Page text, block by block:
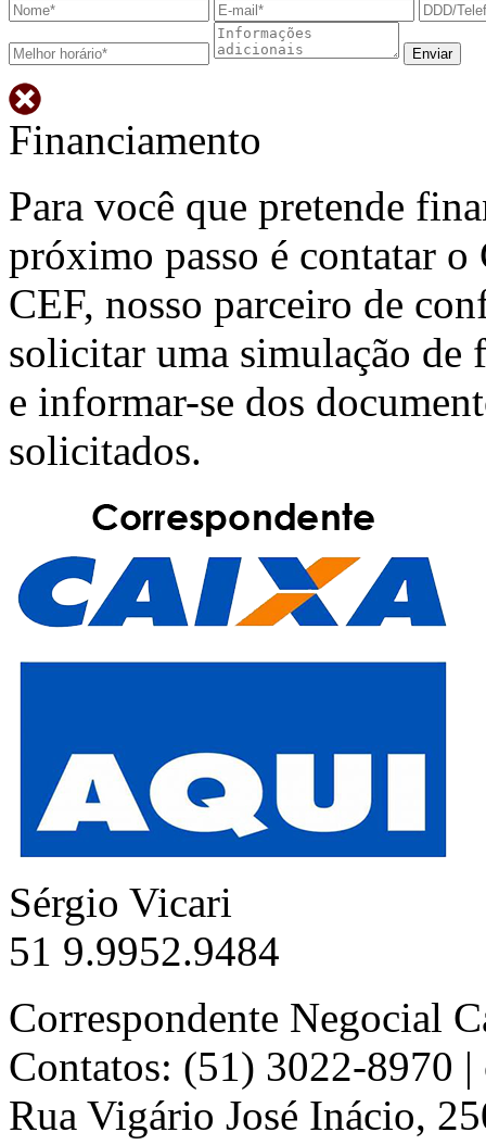
Financiamento
Para você que pretende
próximo passo é contatar o
CEF, nosso parceiro de
solicitar uma simulação de
e informar-se dos
solicitados.
Sérgio Vicari
51 9.9952.9484
Correspondente Negocial
Contatos: (51) 3022-8970
Rua Vigário José Inácio,